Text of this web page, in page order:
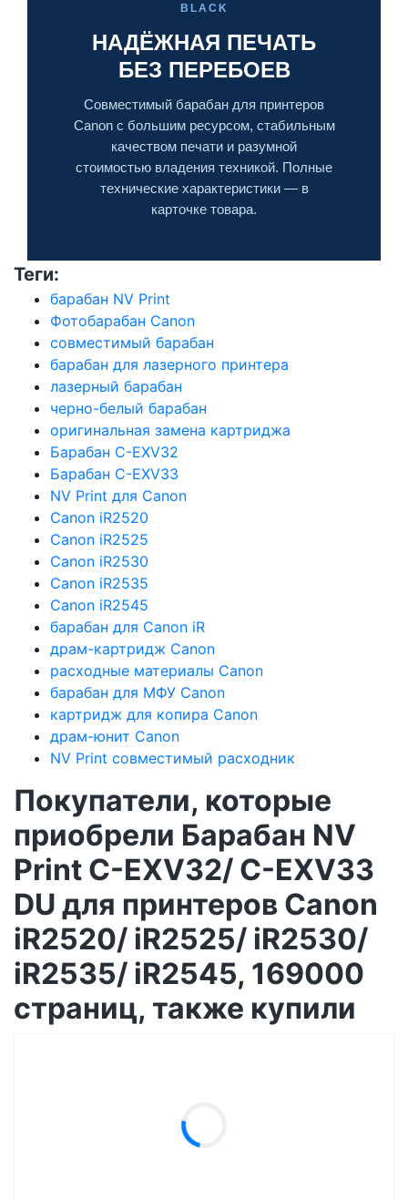
BLACK
НАДЁЖНАЯ ПЕЧАТЬ
БЕЗ ПЕРЕБОЕВ
Совместимый барабан для принтеров
Canon с большим ресурсом, стабильным
качеством печати и разумной
стоимостью владения техникой. Полные
технические характеристики — в
карточке товара.
Теги:
барабан NV Print
Фотобарабан Canon
совместимый барабан
барабан для лазерного принтера
лазерный барабан
черно-белый барабан
оригинальная замена картриджа
Барабан C-EXV32
Барабан C-EXV33
NV Print для Canon
Canon iR2520
Canon iR2525
Canon iR2530
Canon iR2535
Canon iR2545
барабан для Canon iR
драм-картридж Canon
расходные материалы Canon
барабан для МФУ Canon
картридж для копира Canon
драм-юнит Canon
NV Print совместимый расходник
Покупатели, которые
приобрели Барабан NV
Print C-EXV32/ C-EXV33
DU для принтеров Canon
iR2520/ iR2525/ iR2530/
iR2535/ iR2545, 169000
страниц, также купили